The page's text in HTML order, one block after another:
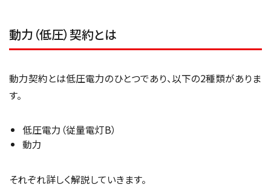
動力（低圧）契約とは
動力契約とは低圧電力のひとつであり、以下の2種類がありま
す。
低圧電力（従量電灯B）
動力
それぞれ詳しく解説していきます。